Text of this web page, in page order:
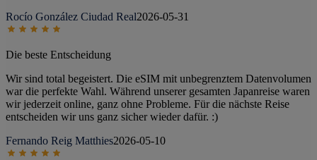
Rocío González Ciudad Real2026-05-31
Die beste Entscheidung
Wir sind total begeistert. Die eSIM mit unbegrenztem Datenvolumen
war die perfekte Wahl. Während unserer gesamten Japanreise waren
wir jederzeit online, ganz ohne Probleme. Für die nächste Reise
entscheiden wir uns ganz sicher wieder dafür. :)
Fernando Reig Matthies2026-05-10